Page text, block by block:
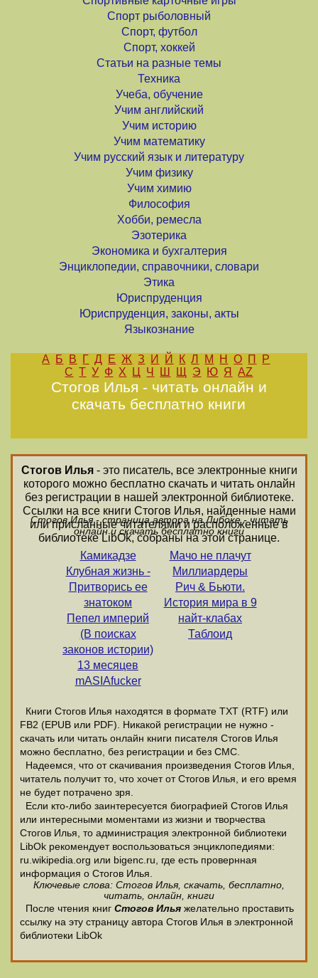
Спорт рыболовный
Спорт, футбол
Спорт, хоккей
Статьи на разные темы
Техника
Учеба, обучение
Учим английский
Учим историю
Учим математику
Учим русский язык и литературу
Учим физику
Учим химию
Философия
Хобби, ремесла
Эзотерика
Экономика и бухгалтерия
Энциклопедии, справочники, словари
Этика
Юриспруденция
Юриспруденция, законы, акты
Языкознание
А Б В Г Д Е Ж З И Й К Л М Н О П
Р
С Т У Ф Х Ц Ч Ш Щ Э Ю Я AZ
Стогов Илья - читать онлайн и
скачать бесплатно книги
Стогов Илья- это писатель, все электронные книги
которого можно бесплатно скачать и читать онлайн
без регистрации в нашей электронной библиотеке.
Ссылки на все книги Стогов Илья, найденные нами
или присланные читателями и расположенные в
библиотеке LibOk, собраны на этой странице.
Стогов Илья - страница автора на Либоке - читать
онлайн и скачать бесплатно книги
Камикадзе
Клубная жизнь -
Притворись ее
знатоком
Пепел империй
(В поисках
законов истории)
13 месяцев
mASIAfucker
Мачо не плачут
Миллиардеры
Рич & Бьюти.
История мира в 9
найт-клабах
Таблоид
Книги Стогов Илья находятся в формате ТХТ (RTF) или
FB2 (EPUB или PDF). Никакой регистрации не нужно -
скачать или читать онлайн книги писателя Стогов Илья
можно бесплатно, без регистрации и без СМС.
Надеемся, что от скачивания произведения Стогов Илья,
читатель получит то, что хочет от Стогов Илья, и его время
не будет потрачено зря.
Если кто-либо заинтересуется биографией Стогов Илья
или интересными моментами из жизни и творчества
Стогов Илья, то администрация электронной библиотеки
LibOk рекомендует воспользоваться энциклопедиями:
ru.wikipedia.org или bigenc.ru, где есть провернная
информация о Стогов Илья.
Ключевые слова: Стогов Илья, скачать, бесплатно,
читать, онлайн, книги
После чтения книг Стогов Илья желательно проставить
ссылку на эту страницу автора Стогов Илья в электронной
библиотеки LibOk